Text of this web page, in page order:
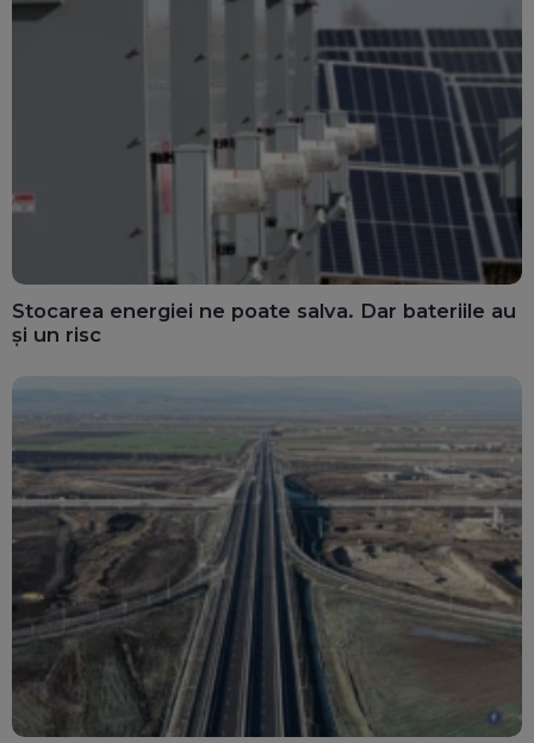
Stocarea energiei ne poate salva. Dar bateriile au
și un risc